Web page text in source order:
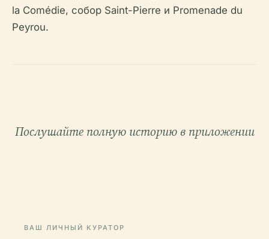
la Comédie, собор Saint-Pierre и Promenade du
Peyrou.
Послушайте полную историю в приложении
ВАШ ЛИЧНЫЙ КУРАТОР